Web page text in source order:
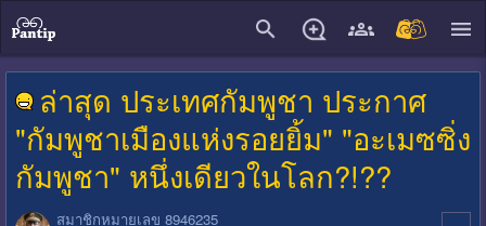
ล่าสุด ประเทศกัมพูชา ประกาศ
"กัมพูชาเมืองแห่งรอยยิ้ม" "อะเมซซิ่ง
กัมพูชา" หนึ่งเดียวในโลก?!??
สมาชิกหมายเลข 8946235
close